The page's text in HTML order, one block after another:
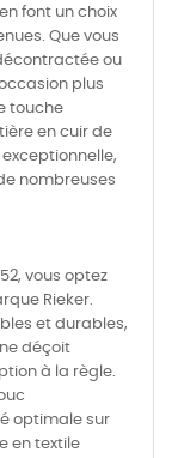
font un choix
Que vous
ou
plus
touche
en cuir de
nombreuses
vous optez
Rieker.
et durables,
déçoit
à la règle.
optimale sur
en textile